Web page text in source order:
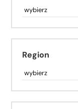
Region